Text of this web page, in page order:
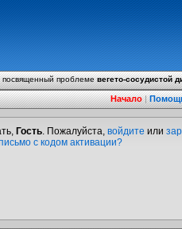
проблемевегето-сосудистой
Начало|
Гость. Пожалуйста, войдите или
с кодом активации?